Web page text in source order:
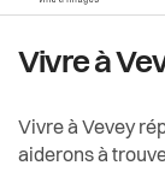
Vivre à
Vivre à
Associations
Vivre à
Vivre à Vevey
aiderons à